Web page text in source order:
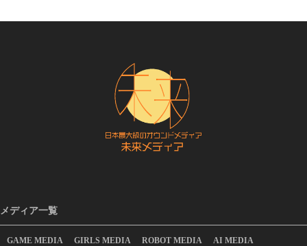
メディア一覧
GAME MEDIA GIRLS MEDIA ROBOT MEDIA AI MEDIA